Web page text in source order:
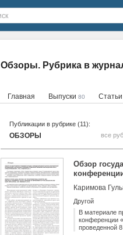
Обзоры. Рубрика в
Главная Выпуски 80
Публикации в рубрике (11):
ОБЗОРЫ все
Обзор
Каримова
Другой
В материале
конференции
проведенной